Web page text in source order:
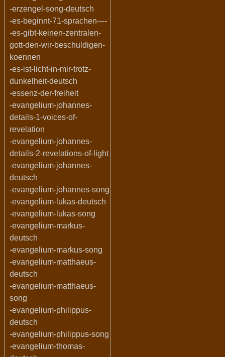
-erzengel-song-deutsch
-es-beginnt-71-sprachen----
-es-gibt-keinen-zentralen-
gott-den-wir-beschuldigen-
koennen
-es-ist-licht-in-mir-trotz-
dunkelheit-deutsch
-essenz-der-freiheit
-evangelium-johannes-
details-1-voices-of-
revelation
-evangelium-johannes-
details-2-revelations-of-light
-evangelium-johannes-
deutsch
-evangelium-johannes-song
-evangelium-lukas-deutsch
-evangelium-lukas-song
-evangelium-markus-
deutsch
-evangelium-markus-song
-evangelium-matthaeus-
deutsch
-evangelium-matthaeus-
song
-evangelium-philippus-
deutsch
-evangelium-philippus-song
-evangelium-thomas-